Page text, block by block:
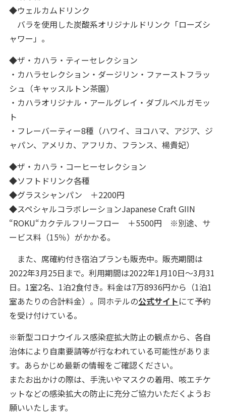
◆ウェルカムドリンク
バラを使用した炭酸系オリジナルドリンク「ローズシ
ャワー」。
◆ザ・カハラ・ティーセレクション
・カハラセレクション・ダージリン・ファーストフラッ
シュ（キャッスルトン茶園）
・カハラオリジナル・アールグレイ・ダブルベルガモッ
ト
・フレーバーティー8種（ハワイ、ヨコハマ、アジア、ジ
ャパン、アメリカ、アフリカ、フランス、楊貴妃）
◆ザ・カハラ・コーヒーセレクション
◆ソフトドリンク各種
◆グラスシャンパン ＋2200円
◆スペシャルコラボレーションJapanese Craft GIIN
“ROKU“カクテルフリーフロー ＋5500円 ※別途、サ
ービス料（15％）がかかる。
また、席確約付き宿泊プランも販売中。販売期間は
2022年3月25日まで。利用期間は2022年1月10日～3月31
日。1室2名、1泊2食付き。料金は7万8936円から（1泊1
室あたりの合計料金）。同ホテルの公式サイトにて予約
を受け付けている。
※新型コロナウイルス感染症拡大防止の観点から、各自
治体により自粛要請等が行なわれている可能性がありま
す。あらかじめ最新の情報をご確認ください。
またお出かけの際は、手洗いやマスクの着用、咳エチケ
ットなどの感染拡大の防止に充分ご協力いただくようお
願いいたします。